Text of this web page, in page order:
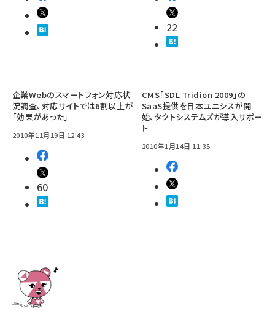
22
企業Webのスマートフォン対応状
況調査、対応サイトでは6割以上が
「効果があった」
2010年11月19日 12:43
60
CMS「SDL Tridion 2009」の
SaaS提供を日本ユニシスが開
始、タクトシステムズが導入サポー
ト
2010年1月14日 11:35